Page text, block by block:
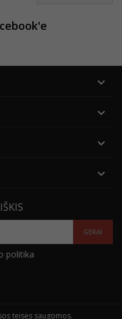




politika
teisės saugomos.